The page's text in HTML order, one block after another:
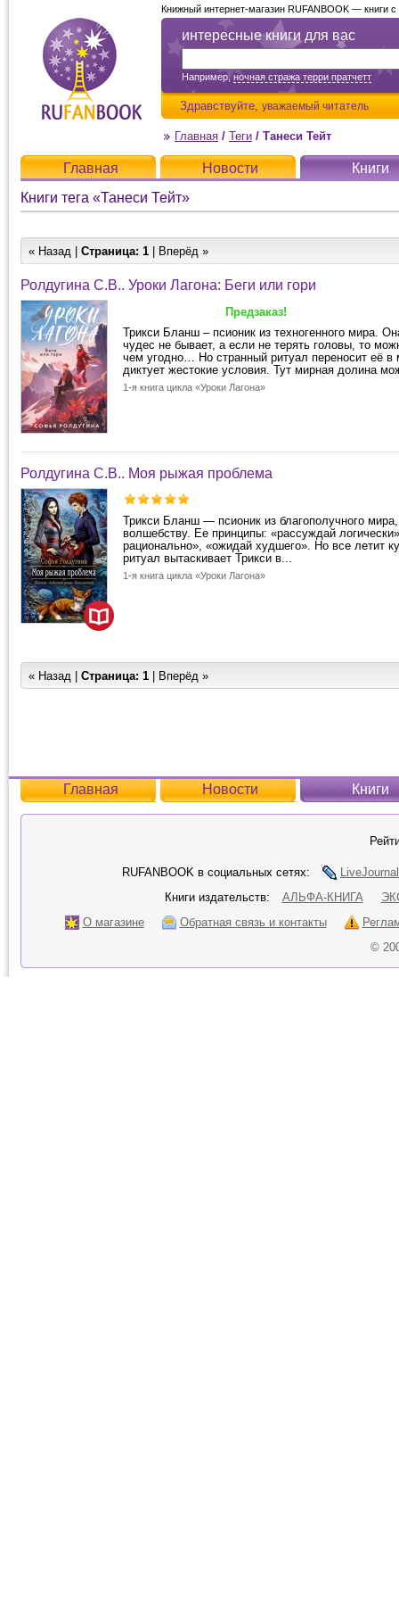
интересные книги для вас
Например,ночная стража терри пратчетт
Здравствуйте, уважаемый читатель
Книжный интернет-магазин RUFANBOOK — книги
Главная / Теги / Танеси Тейт
Главная Новости
Книги
Книги тега «Танеси Тейт»
« Назад | Страница: 1 | Вперёд »
Ролдугина С.В.. Уроки Лагона: Беги или гори
Предзаказ!
Трикси Бланш – псионик из техногенного мира.
чудес не бывает, а если не терять головы, то
чем угодно… Но странный ритуал переносит её в
диктует жестокие условия. Тут мирная долина
1-я книга цикла «Уроки Лагона»
Ролдугина С.В.. Моя рыжая проблема
Трикси Бланш — псионик из благополучного
волшебству. Ее принципы: «рассуждай
рационально», «ожидай худшего». Но все летит
ритуал вытаскивает Трикси в...
1-я книга цикла «Уроки Лагона»
« Назад | Страница: 1 | Вперёд »
Главная Новости Книги
RUFANBOOK в социальных сетях:
LiveJournal
Книги издательств:
АЛЬФА-КНИГА
О магазине
Обратная связь и контакты
©